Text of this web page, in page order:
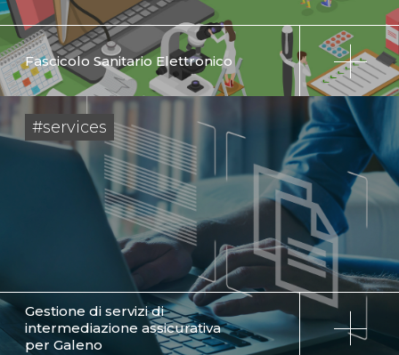
Fascicolo Sanitario Elettronico
#services
Gestione di servizi di
intermediazione assicurativa
per Galeno